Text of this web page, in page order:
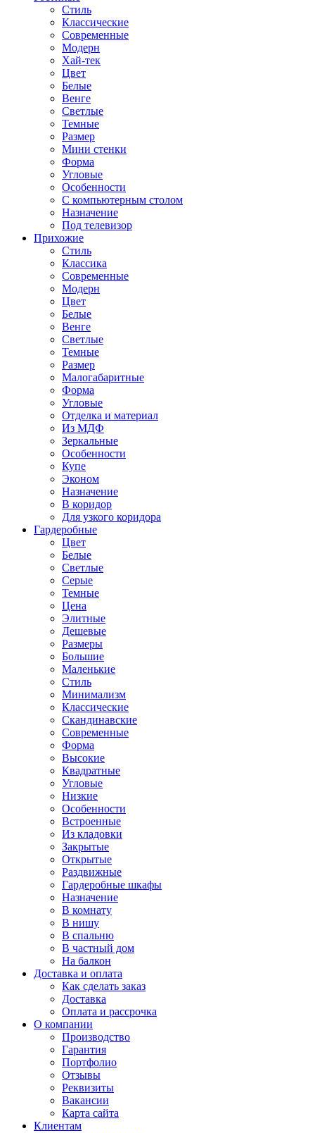
Стиль
Классические
Современные
Модерн
Хай-тек
Цвет
Белые
Венге
Светлые
Темные
Размер
Мини стенки
Форма
Угловые
Особенности
С компьютерным столом
Назначение
Под телевизор
Прихожие
Стиль
Классика
Современные
Модерн
Цвет
Белые
Венге
Светлые
Темные
Размер
Малогабаритные
Форма
Угловые
Отделка и материал
Из МДФ
Зеркальные
Особенности
Купе
Эконом
Назначение
В коридор
Для узкого коридора
Гардеробные
Цвет
Белые
Светлые
Серые
Темные
Цена
Элитные
Дешевые
Размеры
Большие
Маленькие
Стиль
Минимализм
Классические
Скандинавские
Современные
Форма
Высокие
Квадратные
Угловые
Низкие
Особенности
Встроенные
Из кладовки
Закрытые
Открытые
Раздвижные
Гардеробные шкафы
Назначение
В комнату
В нишу
В спальню
В частный дом
На балкон
Доставка и оплата
Как сделать заказ
Доставка
Оплата и рассрочка
О компании
Производство
Гарантия
Портфолио
Отзывы
Реквизиты
Вакансии
Карта сайта
Клиентам